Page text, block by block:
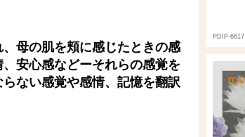
母の肌を頬に感じたときの感
安心感などーそれらの感覚を
ない感覚や感情、記憶を翻訳
PDIP-6617